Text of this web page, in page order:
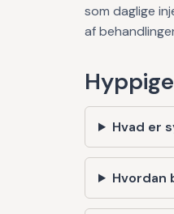
som daglige
af
Hvad er
Hvordan